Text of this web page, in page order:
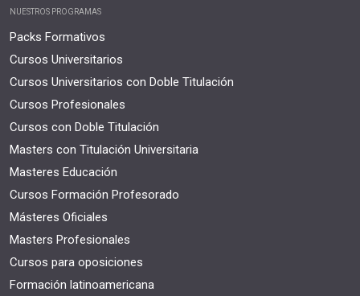
NUESTROS PROGRAMAS
Packs Formativos
Cursos Universitarios
Cursos Universitarios con Doble Titulación
Cursos Profesionales
Cursos con Doble Titulación
Masters con Titulación Universitaria
Masteres Educación
Cursos Formación Profesorado
Másteres Oficiales
Masters Profesionales
Cursos para oposiciones
Formación latinoamericana